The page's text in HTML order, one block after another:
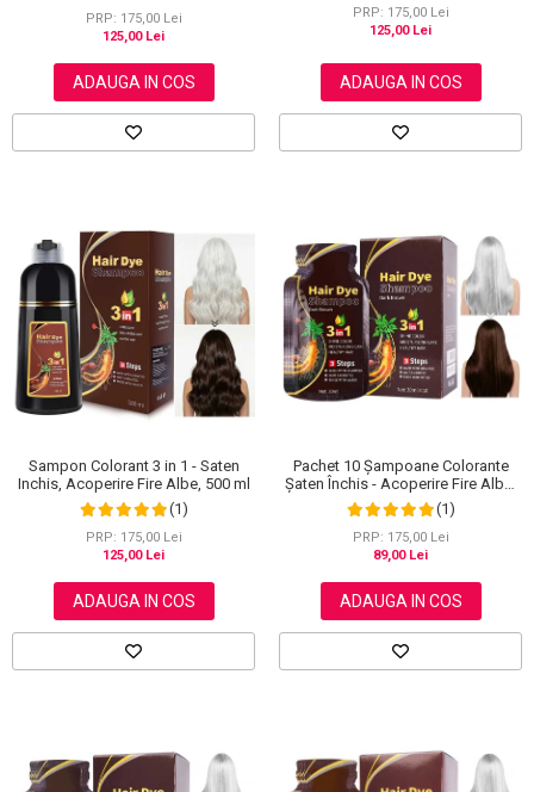
PRP: 175,00 Lei
125,00 Lei
ADAUGA IN COS
PRP: 175,00 Lei
125,00 Lei
ADAUGA IN COS
Sampon Colorant 3 in 1 - Saten
Inchis, Acoperire Fire Albe, 500 ml
(1)
PRP: 175,00 Lei
125,00 Lei
ADAUGA IN COS
Pachet 10 Șampoane Colorante
Șaten Închis - Acoperire Fire Albe,
10x30ml (1)
PRP: 175,00 Lei
89,00 Lei
ADAUGA IN COS